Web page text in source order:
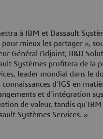
à IBM et Dassault
pour mieux les partager »,
Général Adjoint, R&D
Systèmes profitera de la
leader mondial dans le
d’IGS en
et d’intégration
de valeur, tandis
Systèmes Services. »